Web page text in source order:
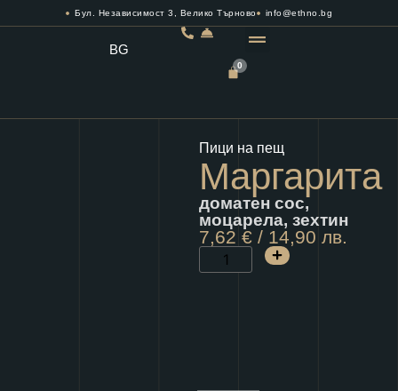
Бул. Независимост 3, Велико Търново info@ethno.bg
BG
0
Пици на пещ
Маргарита
доматен сос,
моцарела, зехтин
7,62 € / 14,90 лв.